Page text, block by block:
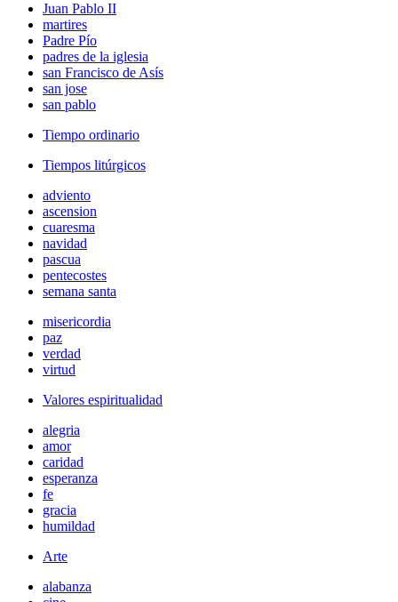
Juan Pablo II
martires
Padre Pío
padres de la iglesia
san Francisco de Asís
san jose
san pablo
Tiempo ordinario
Tiempos litúrgicos
adviento
ascension
cuaresma
navidad
pascua
pentecostes
semana santa
misericordia
paz
verdad
virtud
Valores espiritualidad
alegria
amor
caridad
esperanza
fe
gracia
humildad
Arte
alabanza